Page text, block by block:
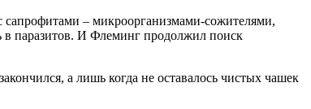
сапрофитами – микроорганизмами-сожителями,
в паразитов. И Флеминг продолжил поиск
а лишь когда не оставалось чистых чашек